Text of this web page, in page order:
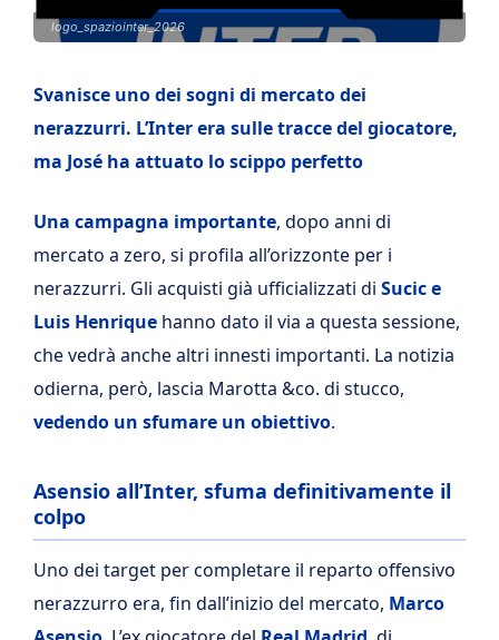
logo_spaziointer_2026
Svanisce uno dei sogni di mercato dei
nerazzurri. L’Inter era sulle tracce del giocatore,
ma José ha attuato lo scippo perfetto
Una campagna importante, dopo anni di
mercato a zero, si profila all’orizzonte per i
nerazzurri. Gli acquisti già ufficializzati di Sucic e
Luis Henrique hanno dato il via a questa sessione,
che vedrà anche altri innesti importanti. La notizia
odierna, però, lascia Marotta &co. di stucco,
vedendo un sfumare un obiettivo.
Asensio all’Inter, sfuma definitivamente il
colpo
Uno dei target per completare il reparto offensivo
nerazzurro era, fin dall’inizio del mercato, Marco